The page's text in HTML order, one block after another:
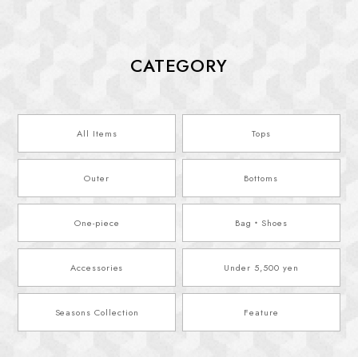
CATEGORY
All Items Tops
Outer Bottoms
One-piece Bag・Shoes
Accessories Under 5,500 yen
Seasons Collection Feature